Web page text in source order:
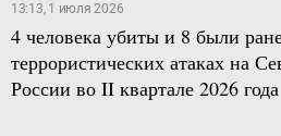
13:13, 1 июля 2026
4 человека убиты и 8 были
террористических атаках на
России во II квартале 2026 года